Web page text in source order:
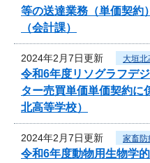
等の送達業務（単価契約
（会計課）
2024年2月7日更新 大垣
令和6年度リソグラフデ
ター売買単価単価契約に
北高等学校）
2024年2月7日更新 家畜防
令和6年度動物用生物学